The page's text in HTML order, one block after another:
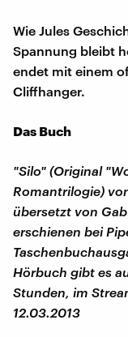
Wie Jules
Spannung bleibt
endet mit einem
Cliffhanger.
Das Buch
"Silo" (Original
Romantrilogie)
übersetzt von
erschienen bei
Hörbuch gibt es
Stunden, im
12.03.2013